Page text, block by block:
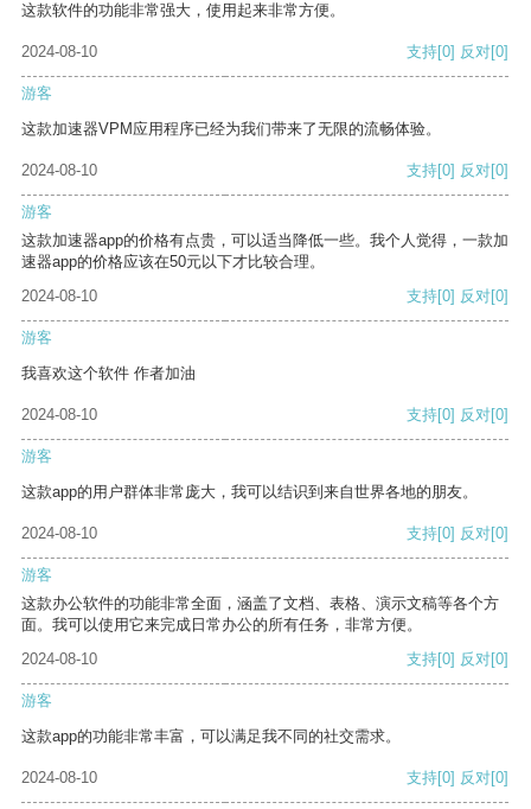
这款软件的功能非常强大，使用起来非常方便。
2024-08-10 支持[0] 反对[0]
游客
这款加速器VPM应用程序已经为我们带来了无限的流畅体验。
2024-08-10 支持[0] 反对[0]
游客
这款加速器app的价格有点贵，可以适当降低一些。我个人觉得，一款加
速器app的价格应该在50元以下才比较合理。
2024-08-10
支持[0] 反对[0]
游客
我喜欢这个软件 作者加油
2024-08-10 支持[0] 反对[0]
游客
这款app的用户群体非常庞大，我可以结识到来自世界各地的朋友。
2024-08-10 支持[0] 反对[0]
游客
这款办公软件的功能非常全面，涵盖了文档、表格、演示文稿等各个方
面。我可以使用它来完成日常办公的所有任务，非常方便。
2024-08-10
支持[0] 反对[0]
游客
这款app的功能非常丰富，可以满足我不同的社交需求。
2024-08-10 支持[0] 反对[0]